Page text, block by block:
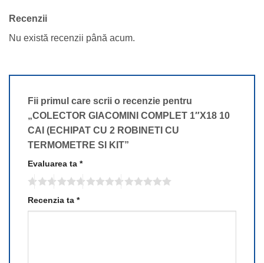
Recenzii
Nu există recenzii până acum.
Fii primul care scrii o recenzie pentru
„COLECTOR GIACOMINI COMPLET 1″X18 10
CAI (ECHIPAT CU 2 ROBINETI CU
TERMOMETRE SI KIT”
Evaluarea ta *
Recenzia ta *